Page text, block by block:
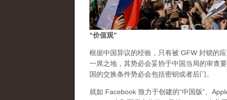
“价值观”
根据中国异议的经验，只有被 GFW 封锁的
一席之地，其势必会妥协于中国当局的审查
国的交换条件势必会包括密钥或者后门。
就如 Facebook 致力于创建的“中国版”、